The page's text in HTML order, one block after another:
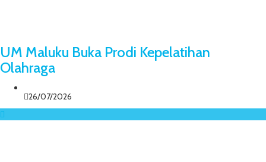
UM Maluku Buka Prodi Kepelatihan
Olahraga
26/07/2026